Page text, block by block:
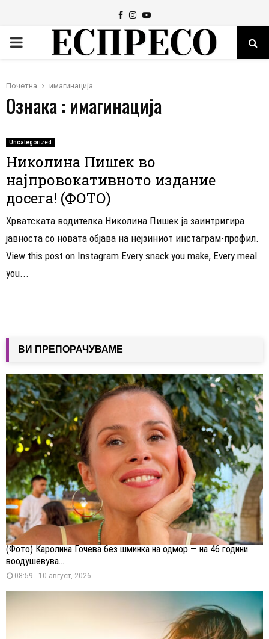
Facebook
Instagram
Youtube
PRIMARY
Почетна имагинација
Ознака : имагинација
Uncategorized
Николина Пишек во
најпровокативното издание
досега! (ФОТО)
Хрватската водителка Николина Пишек ја заинтригира
јавноста со новата објава на нејзиниот инстаграм-профил.
View this post on Instagram Every snack you make, Every meal
you...
ВИ ПРЕПОРАЧУВАМЕ
(Фото) Каролина Гочева без шминка на одмор — на 46 години
воодушевува...
08:59 - 10 август, 2026